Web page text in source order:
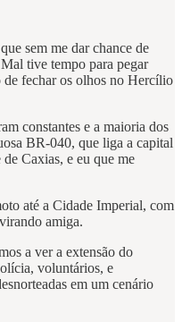
sem me dar chance de
tive tempo para pegar
de fechar os olhos no Hercílio
constantes e a maioria dos
BR-040, que liga a capital
Caxias, e eu que me
até a Cidade Imperial, com
amiga.
a ver a extensão do
voluntários, e
em um cenário